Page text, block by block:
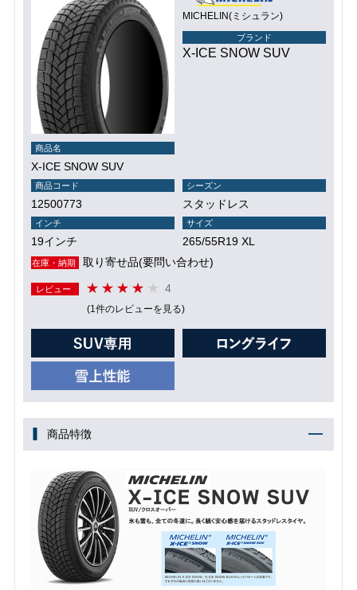
MICHELIN(ミシュラン)
ブランド
X-ICE SNOW SUV
商品名
X-ICE SNOW SUV
商品コード
12500773
シーズン
スタッドレス
インチ
19インチ
サイズ
265/55R19 XL
在庫・納期 取り寄せ品(要問い合わせ)
レビュー 4
(1件のレビューを見る)
商品特徴